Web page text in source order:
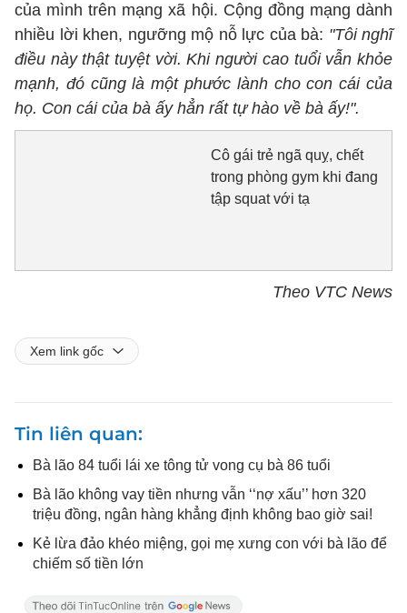
của mình trên mạng xã hội. Cộng đồng mạng dành
nhiều lời khen, ngưỡng mộ nỗ lực của bà: "Tôi nghĩ
điều này thật tuyệt vời. Khi người cao tuổi vẫn khỏe
mạnh, đó cũng là một phước lành cho con cái của
họ. Con cái của bà ấy hẳn rất tự hào về bà ấy!".
Cô gái trẻ ngã quỵ, chết
trong phòng gym khi đang
tập squat với tạ
Theo VTC News
Xem link gốc
Tin liên quan
Bà lão 84 tuổi lái xe tông tử vong cụ bà 86 tuổi
Bà lão không vay tiền nhưng vẫn ‘‘nợ xấu’’ hơn 320
triệu đồng, ngân hàng khẳng định không bao giờ sai!
Kẻ lừa đảo khéo miệng, gọi mẹ xưng con với bà lão để
chiếm số tiền lớn